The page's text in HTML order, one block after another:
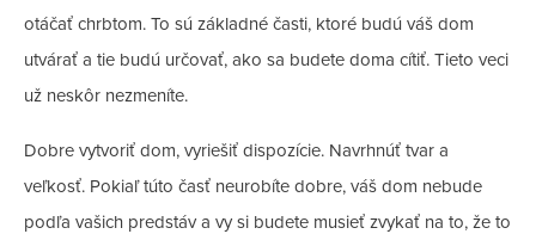
otáčať chrbtom. To sú základné časti, ktoré budú váš dom
utvárať a tie budú určovať, ako sa budete doma cítiť. Tieto veci
už neskôr nezmeníte.
Dobre vytvoriť dom, vyriešiť dispozície. Navrhnúť tvar a
veľkosť. Pokiaľ túto časť neurobíte dobre, váš dom nebude
podľa vašich predstáv a vy si budete musieť zvykať na to, že to